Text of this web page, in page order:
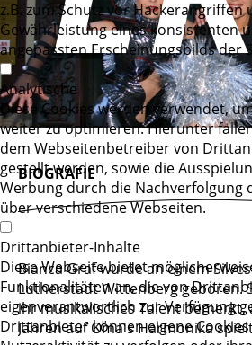
BIOGRAFIE
Bianca Graf wurde an einem
Lutherstadt Wittenberg geboren.
ihr musikalisches Talent bemerkt,
Jahren auf Oma's Harmonika
z.B. zum Schutz vor Hackerangriffen
Gewährleistung eines konsistenten
angepassten Erscheinungsbilds der
Analytische
Diese Cookies werden verwendet,
weiter zu optimieren. Hierunter
dem Webseitenbetreiber von
gestellt werden, sowie die
Werbung durch die Nachverfolgung
über verschiedene Webseiten.
Drittanbieter-Inhalte
Diese Webseite bietet
Funktionalitäten an, die von
eigenverantwortlich zur Verfügung
Drittanbieter können eigene Cookies